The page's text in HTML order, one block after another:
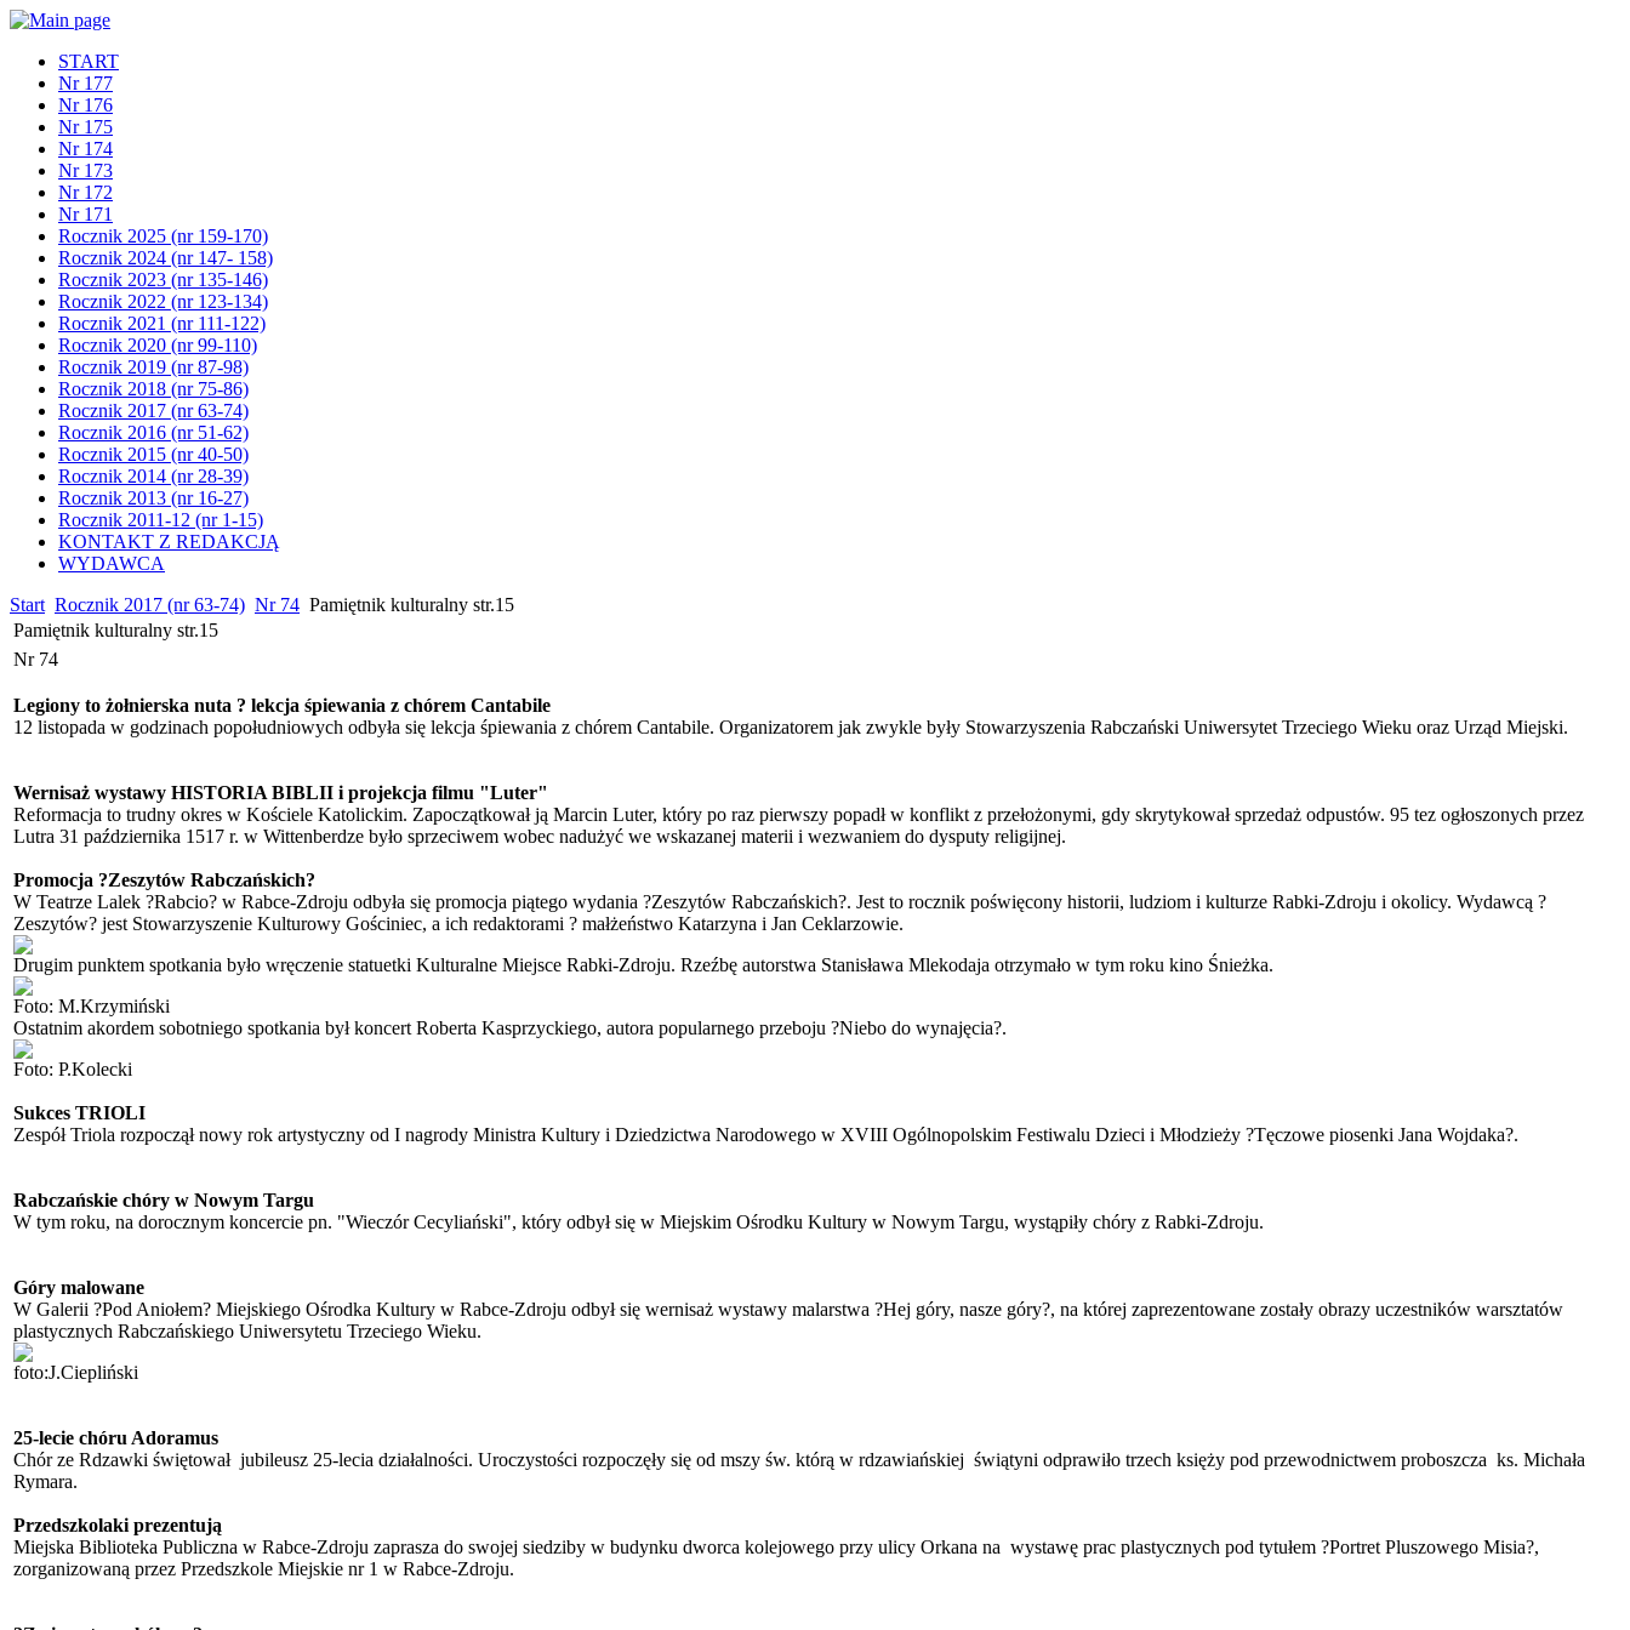
START
Nr 177
Nr 176
Nr 175
Nr 174
Nr 173
Nr 172
Nr 171
Rocznik 2025 (nr 159-170)
Rocznik 2024 (nr 147- 158)
Rocznik 2023 (nr 135-146)
Rocznik 2022 (nr 123-134)
Rocznik 2021 (nr 111-122)
Rocznik 2020 (nr 99-110)
Rocznik 2019 (nr 87-98)
Rocznik 2018 (nr 75-86)
Rocznik 2017 (nr 63-74)
Rocznik 2016 (nr 51-62)
Rocznik 2015 (nr 40-50)
Rocznik 2014 (nr 28-39)
Rocznik 2013 (nr 16-27)
Rocznik 2011-12 (nr 1-15)
KONTAKT Z REDAKCJĄ
WYDAWCA
Start Rocznik 2017 (nr 63-74) Nr 74 Pamiętnik kulturalny str.15
Pamiętnik kulturalny str.15
Nr 74
Legiony to żołnierska nuta ? lekcja śpiewania z chórem Cantabile
12 listopada w godzinach popołudniowych odbyła się lekcja śpiewania z chórem Cantabile. Organizatorem jak zwykle były Stowarzyszenia Rabczański Uniwersytet Trzeciego Wieku oraz Urząd Miejski.
Wernisaż wystawy HISTORIA BIBLII i projekcja filmu "Luter"
Reformacja to trudny okres w Kościele Katolickim. Zapoczątkował ją Marcin Luter, który po raz pierwszy popadł w konflikt z przełożonymi, gdy skrytykował sprzedaż odpustów. 95 tez ogłoszonych przez
Lutra 31 października 1517 r. w Wittenberdze było sprzeciwem wobec nadużyć we wskazanej materii i wezwaniem do dysputy religijnej.
Promocja ?Zeszytów Rabczańskich?
W Teatrze Lalek ?Rabcio? w Rabce-Zdroju odbyła się promocja piątego wydania ?Zeszytów Rabczańskich?. Jest to rocznik poświęcony historii, ludziom i kulturze Rabki-Zdroju i okolicy. Wydawcą ?
Zeszytów? jest Stowarzyszenie Kulturowy Gościniec, a ich redaktorami ? małżeństwo Katarzyna i Jan Ceklarzowie.
Drugim punktem spotkania było wręczenie statuetki Kulturalne Miejsce Rabki-Zdroju. Rzeźbę autorstwa Stanisława Mlekodaja otrzymało w tym roku kino Śnieżka.
Foto: M.Krzymiński
Ostatnim akordem sobotniego spotkania był koncert Roberta Kasprzyckiego, autora popularnego przeboju ?Niebo do wynajęcia?.
Foto: P.Kolecki
Sukces TRIOLI
Zespół Triola rozpoczął nowy rok artystyczny od I nagrody Ministra Kultury i Dziedzictwa Narodowego w XVIII Ogólnopolskim Festiwalu Dzieci i Młodzieży ?Tęczowe piosenki Jana Wojdaka?.
Rabczańskie chóry w Nowym Targu
W tym roku, na dorocznym koncercie pn. "Wieczór Cecyliański", który odbył się w Miejskim Ośrodku Kultury w Nowym Targu, wystąpiły chóry z Rabki-Zdroju.
Góry malowane
W Galerii ?Pod Aniołem? Miejskiego Ośrodka Kultury w Rabce-Zdroju odbył się wernisaż wystawy malarstwa ?Hej góry, nasze góry?, na której zaprezentowane zostały obrazy uczestników warsztatów
plastycznych Rabczańskiego Uniwersytetu Trzeciego Wieku.
foto:J.Ciepliński
25-lecie chóru Adoramus
Chór ze Rdzawki świętował jubileusz 25-lecia działalności. Uroczystości rozpoczęły się od mszy św. którą w rdzawiańskiej świątyni odprawiło trzech księży pod przewodnictwem proboszcza ks. Michała
Rymara.
Przedszkolaki prezentują
Miejska Biblioteka Publiczna w Rabce-Zdroju zaprasza do swojej siedziby w budynku dworca kolejowego przy ulicy Orkana na wystawę prac plastycznych pod tytułem ?Portret Pluszowego Misia?,
zorganizowaną przez Przedszkole Miejskie nr 1 w Rabce-Zdroju.